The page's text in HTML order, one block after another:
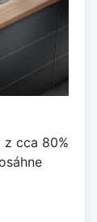
z cca 80%